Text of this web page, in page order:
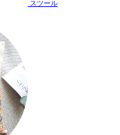
スツール